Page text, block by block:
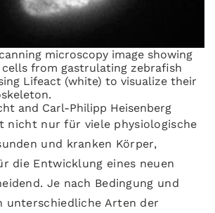
microscopy image showing
from gastrulating zebrafish
Lifeact (white) to visualize their
and Carl-Philipp Heisenberg
nicht nur für viele physiologische
und kranken Körper,
die Entwicklung eines neuen
Je nach Bedingung und
unterschiedliche Arten der